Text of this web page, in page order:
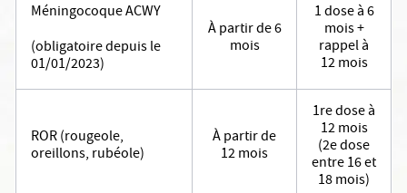
Méningocoque ACWY
(obligatoire depuis le
01/01/2023)
À partir de 6
mois
1 dose à 6
mois +
rappel à
12 mois
ROR (rougeole,
oreillons, rubéole)
À partir de
12 mois
1re dose à
12 mois
(2e dose
entre 16 et
18 mois)